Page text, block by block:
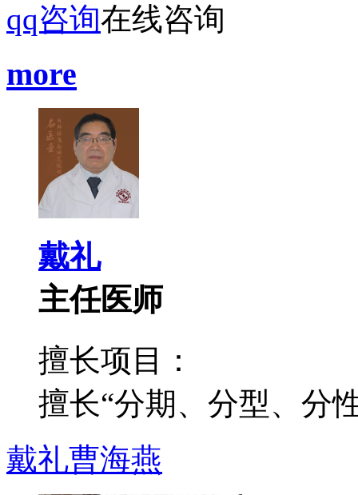
qq咨询在线咨询
more
戴礼
主任医师
擅长项目：
擅长“分期、分型、分
戴礼曹海燕